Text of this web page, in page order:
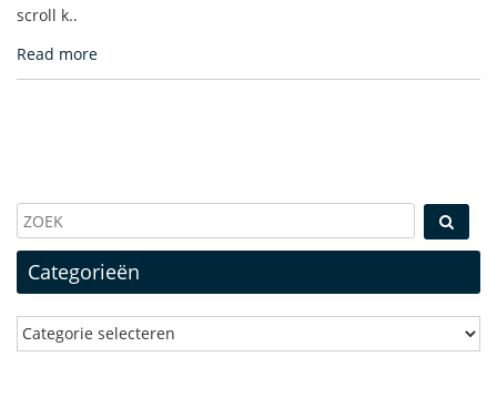
scroll k..
Read more
Categorieën
Categorieën